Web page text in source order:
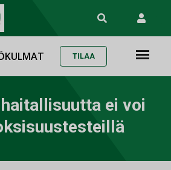
TILAA
ei voi